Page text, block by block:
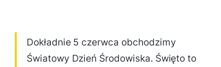
Dokładnie 5 czerwca obchodzimy
Światowy Dzień Środowiska. Święto to